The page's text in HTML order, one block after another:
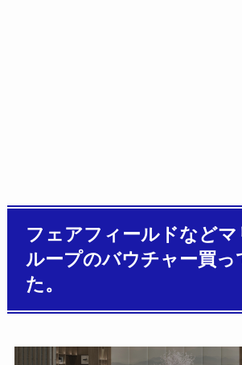
フェアフィールドなど
ループのバウチャー買っ
た。